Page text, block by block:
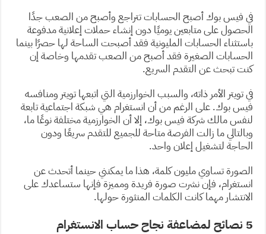
في فيس بوك أصبح الحسابات تتراجع وأصبح من الصعب جدًا
الحصول على متابعين يوميًا دون إنشاء حملات إعلانية مدفوعة
باستثناء الحسابات المليونية فقد أصبحت الساحة لها حصرًا بينما
الحسابات الصغيرة فقد أصبح من الصعب تقدمها وخاصة إن
كنت تبحث عن التقدم السريع.
في تويتر الأمر ذاته، والسبب الخوارزمية التي اتبعها تويتر ومنافسه
فيس بوك. على الرغم من أن انستغرام هي شبكة اجتماعية تابعة
لنفس مالك شركة فيس بوك، إلا أن الخوارزمية مختلفة نوعًا ما،
وبالتالي ما زالت الفرصة متاحة للجميع للتقدم سريعًا ودون
الحاجة لتشغيل إعلان واحد.
الصورة تساوي مليون كلمة، هذا ما يمكنني حينما أتحدث عن
انستغرام، فإن نشرت صورة فريدة ومميزة فإنها ستساعدك على
الانتشار مهما كانت الكلمات المنثورة حولها.
5 نصائح لمضاعفة نجاح حساب الانستغرام